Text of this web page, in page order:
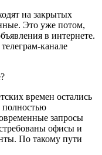
на закрытых
Это уже потом,
в интернете.
канале
времен остались
запросы
офисы и
По такому пути